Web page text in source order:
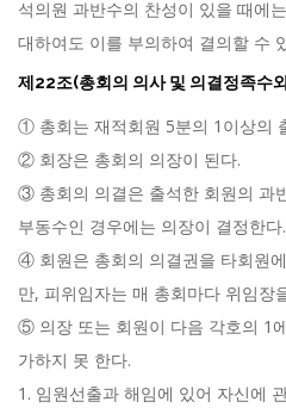
석의원 과반수의 찬성이 있을 때에
대하여도 이를 부의하여 결의할 수
제22조(총회의 의사 및 의결정족수
① 총회는 재적회원 5분의 1이상의
② 회장은 총회의 의장이 된다.
③ 총회의 의결은 출석한 회원의 과
부동수인 경우에는 의장이 결정한다.
④ 회원은 총회의 의결권을 타회원
만, 피위임자는 매 총회마다 위임장
⑤ 의장 또는 회원이 다음 각호의 1
가하지 못 한다.
1. 임원선출과 해임에 있어 자신에